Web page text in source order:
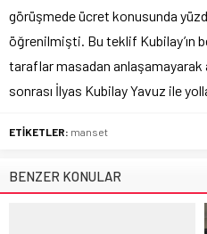
görüşmede ücret konusunda
öğrenilmişti. Bu teklif Kubilay’ın
taraflar masadan anlaşamayarak
sonrası İlyas Kubilay Yavuz ile
ETİKETLER: manset
BENZER KONULAR